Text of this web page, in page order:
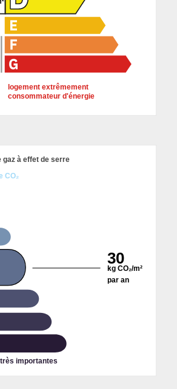
logement extrêmement
consommateur d'énergie
30
kg CO₂/m²
par an
importantes
CO₂
gaz à effet de serre